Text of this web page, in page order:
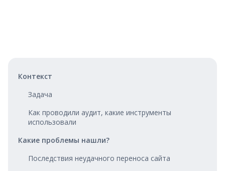
Контекст
Задача
Как проводили аудит, какие инструменты
использовали
Какие проблемы нашли?
Последствия неудачного переноса сайта